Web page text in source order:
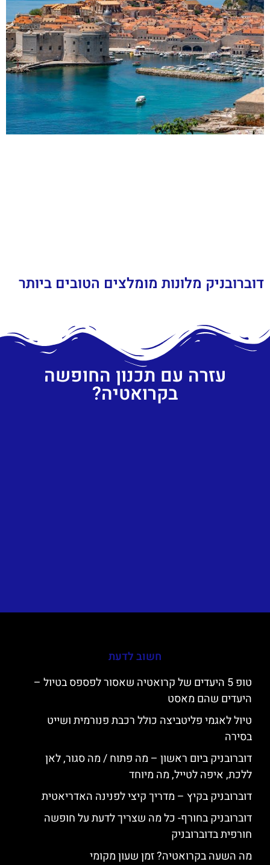
דוברובניק מלונות מומלצים הטובים ביותר
עזרה עם תכנון החופשה
בקרואטיה?
חשוב לדעת
טופ 5 היעדים של קרואטיה שאסור לפספס בטיול –
היעדים שהם מאסט
טיול לאגמי פליטביצה כולל רכבת פנורמית ושייט
בסירה
דוברובניק ביום ראשון – מה פתוח / מה סגור, לאן
ללכת, איפה לטייל, מה מיוחד
דוברובניק בקיץ – מדריך קיצי לפנינה האדריאטית
דוברובניק בחורף- כל מה שצריך לדעת על חופשה
חורפית בדוברובניק
מה השעה בקרואטיה? זמן שעון מקומי